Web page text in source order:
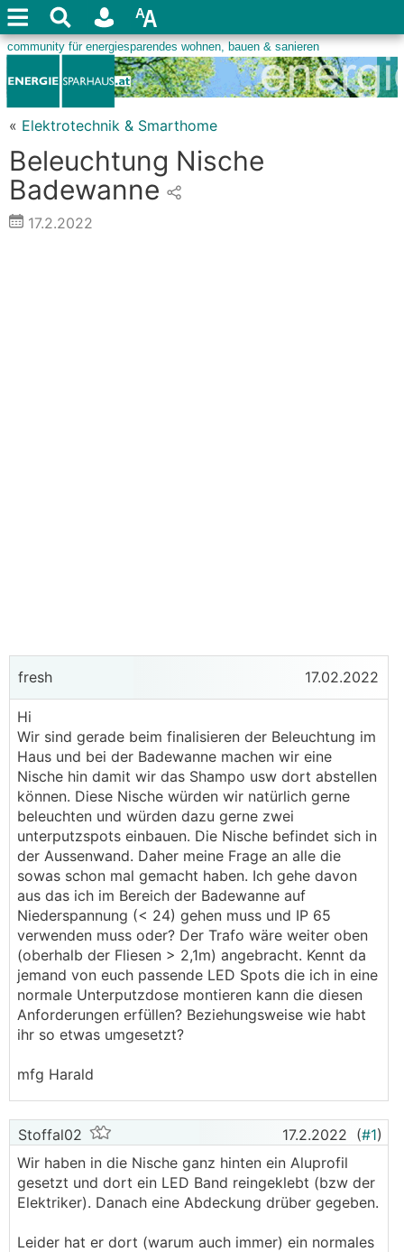
« Elektrotechnik & Smarthome
Beleuchtung Nische
Badewanne
17.2.2022
fresh 17.02.2022
Hi
Wir sind gerade beim finalisieren der Beleuchtung im
Haus und bei der Badewanne machen wir eine
Nische hin damit wir das Shampo usw dort abstellen
können. Diese Nische würden wir natürlich gerne
beleuchten und würden dazu gerne zwei
unterputzspots einbauen. Die Nische befindet sich in
der Aussenwand. Daher meine Frage an alle die
sowas schon mal gemacht haben. Ich gehe davon
aus das ich im Bereich der Badewanne auf
Niederspannung (< 24) gehen muss und IP 65
verwenden muss oder? Der Trafo wäre weiter oben
(oberhalb der Fliesen > 2,1m) angebracht. Kennt da
jemand von euch passende LED Spots die ich in eine
normale Unterputzdose montieren kann die diesen
Anforderungen erfüllen? Beziehungsweise wie habt
ihr so etwas umgesetzt?
mfg Harald
Stoffal02 17.2.2022 (#1)
Wir haben in die Nische ganz hinten ein Aluprofil
gesetzt und dort ein LED Band reingeklebt (bzw der
Elektriker). Danach eine Abdeckung drüber gegeben.
Leider hat er dort (warum auch immer) ein normales